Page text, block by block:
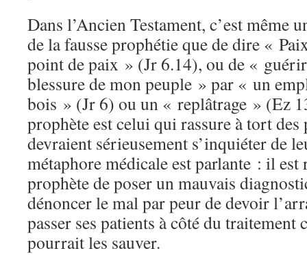
Dans l’Ancien Testament, c’est même
de la fausse prophétie que de dire «
point de paix » (Jr 6.14), ou de «
blessure de mon peuple » par « un
bois » (Jr 6) ou un « replâtrage » (Ez
prophète est celui qui rassure à tort des
devraient sérieusement s’inquiéter de
métaphore médicale est parlante : il est
prophète de poser un mauvais
dénoncer le mal par peur de devoir
passer ses patients à côté du
pourrait les sauver.